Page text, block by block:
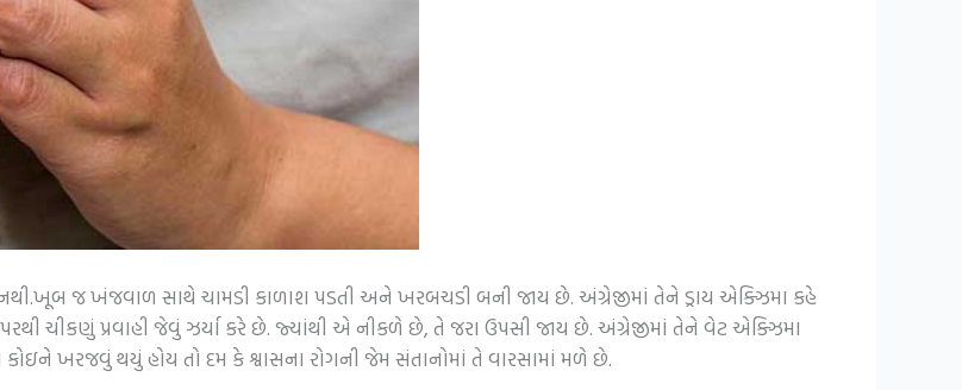
જ ખંજવાળ સાથે ચામડી કાળાશ પડતી અને ખરબચડી બની જાય છે. અંગ્રેજીમાં તેને ડ્રાય એક્ઝિમા કહે
ચીકણું પ્રવાહી જેવું ઝર્યા કરે છે. જ્યાંથી એ નીકળે છે, તે જરા ઉપસી જાય છે. અંગ્રેજીમાં તેને વેટ એક્ઝિમા
ખરજવું થયું હોય તો દમ કે શ્વાસના રોગની જેમ સંતાનોમાં તે વારસામાં મળે છે.